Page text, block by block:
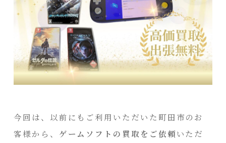
今回は、以前にもご利用いただいた町田市のお
客様から、 ゲームソフトの買取をご依頼いただ